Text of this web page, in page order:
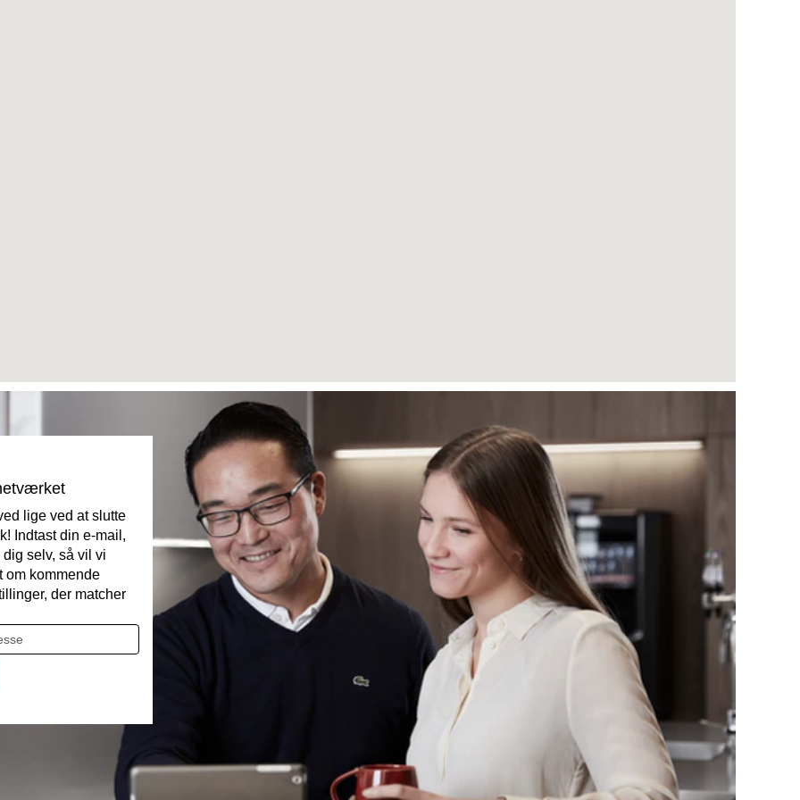
lige ved at slutte
Indtast din e-mail,
selv, så vil vi
om kommende
der matcher